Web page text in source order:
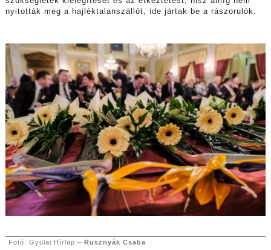
nyitották meg a hajléktalanszállót, ide jártak be a rászorulók.
Fotó: Gyulai Hírlap – Rusznyák Csaba